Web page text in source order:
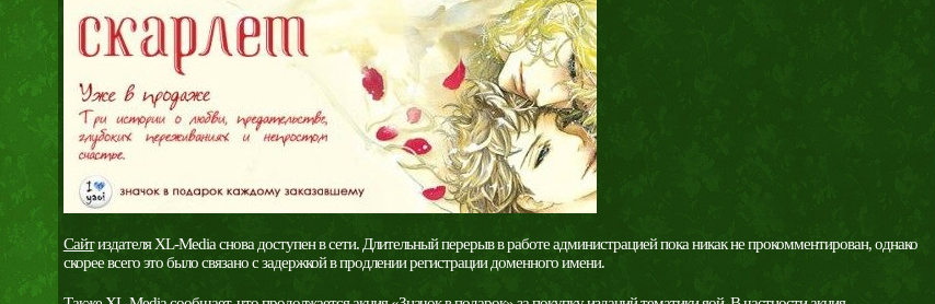
Сайтиздателя XL-Media снова доступен в сети. Длительный перерыв в работе администрацией пока никак не прокомментирован, однако
скорее всего это было связано с задержкой в продлении регистрации доменного имени.